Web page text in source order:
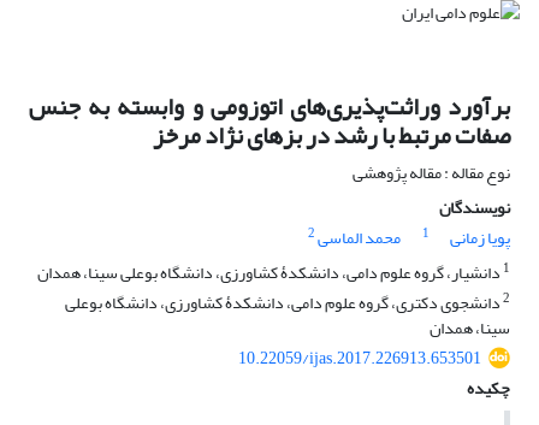
برآورد وراثت‌پذیری‌های اتوزومی و وابسته به جنس
صفات مرتبط با رشد در بزهای نژاد مرخز
نوع مقاله : مقاله پژوهشی
نویسندگان
پویا زمانی
1 محمد الماسی2
1 دانشیار، گروه علوم دامی، دانشکدۀ کشاورزی، دانشگاه بوعلی سینا، همدان
2دانشجوی دکتری، گروه علوم دامی، دانشکدۀ کشاورزی، دانشگاه بوعلی
سینا، همدان
10.22059/ijas.2017.226913.653501
چکیده